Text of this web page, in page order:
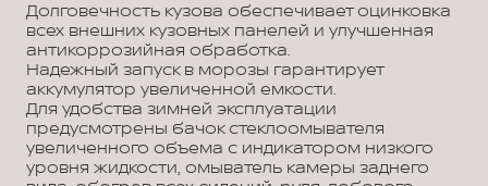
Долговечность кузова обеспечивает оцинковка
всех внешних кузовных панелей и улучшенная
антикоррозийная обработка.
Надежный запуск в морозы гарантирует
аккумулятор увеличенной емкости.
Для удобства зимней эксплуатации
предусмотрены бачок стеклоомывателя
увеличенного объема с индикатором низкого
уровня жидкости, омыватель камеры заднего